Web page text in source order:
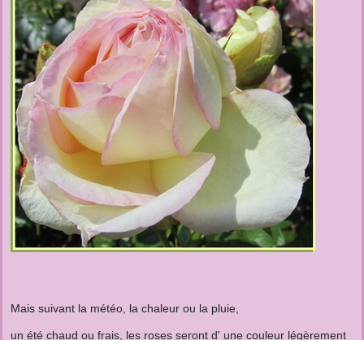
Mais suivant la météo, la chaleur ou la pluie,
un été chaud ou frais, les roses seront d' une couleur légèrement